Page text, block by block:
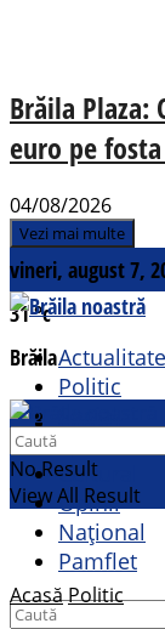
Brăila
euro pe
04/08/2026
Vezi mai multe
vineri, august 7,
31°c
Brăila
Contact
Actualitate
Politic
Cultural
Opinii
Național
Pamflet
No Result
View All Result
AcasăPolitic